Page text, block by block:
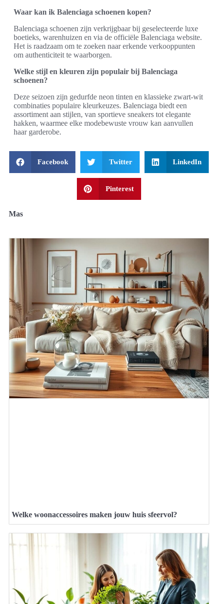
Waar kan ik Balenciaga schoenen kopen?
Balenciaga schoenen zijn verkrijgbaar bij geselecteerde luxe
boetieks, warenhuizen en via de officiële Balenciaga website.
Het is raadzaam om te zoeken naar erkende verkooppunten
om authenticiteit te waarborgen.
Welke stijl en kleuren zijn populair bij Balenciaga
schoenen?
Deze seizoen zijn gedurfde neon tinten en klassieke zwart-wit
combinaties populaire kleurkeuzes. Balenciaga biedt een
assortiment aan stijlen, van sportieve sneakers tot elegante
hakken, waarmee elke modebewuste vrouw kan aanvullen
haar garderobe.
Facebook Twitter LinkedIn
Pinterest
Mas
Welke woonaccessoires maken jouw huis sfeervol?